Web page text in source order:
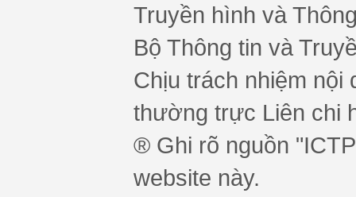
Truyền hình và
Bộ Thông tin và
Chịu trách nhiệm nội
thường trực Liên chi
® Ghi rõ nguồn
website này.